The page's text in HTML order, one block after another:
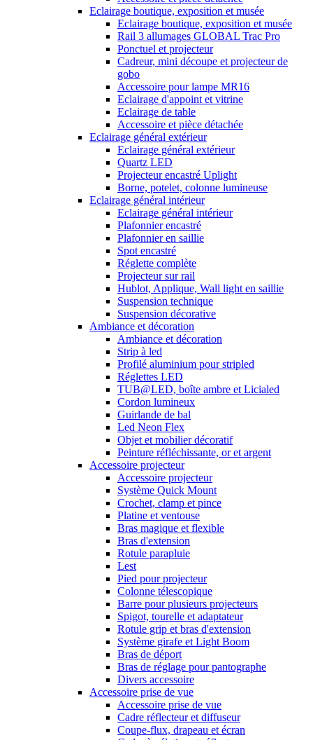
Eclairage boutique, exposition et musée
Eclairage boutique, exposition et musée
Rail 3 allumages GLOBAL Trac Pro
Ponctuel et projecteur
Cadreur, mini découpe et projecteur de
gobo
Accessoire pour lampe MR16
Eclairage d'appoint et vitrine
Eclairage de table
Accessoire et pièce détachée
Eclairage général extérieur
Eclairage général extérieur
Quartz LED
Projecteur encastré Uplight
Borne, potelet, colonne lumineuse
Eclairage général intérieur
Eclairage général intérieur
Plafonnier encastré
Plafonnier en saillie
Spot encastré
Réglette complète
Projecteur sur rail
Hublot, Applique, Wall light en saillie
Suspension technique
Suspension décorative
Ambiance et décoration
Ambiance et décoration
Strip à led
Profilé aluminium pour stripled
Réglettes LED
TUB@LED, boîte ambre et Licialed
Cordon lumineux
Guirlande de bal
Led Neon Flex
Objet et mobilier décoratif
Peinture réfléchissante, or et argent
Accessoire projecteur
Accessoire projecteur
Système Quick Mount
Crochet, clamp et pince
Platine et ventouse
Bras magique et flexible
Bras d'extension
Rotule parapluie
Lest
Pied pour projecteur
Colonne télescopique
Barre pour plusieurs projecteurs
Spigot, tourelle et adaptateur
Rotule grip et bras d'extension
Système girafe et Light Boom
Bras de déport
Bras de réglage pour pantographe
Divers accessoire
Accessoire prise de vue
Accessoire prise de vue
Cadre réflecteur et diffuseur
Coupe-flux, drapeau et écran